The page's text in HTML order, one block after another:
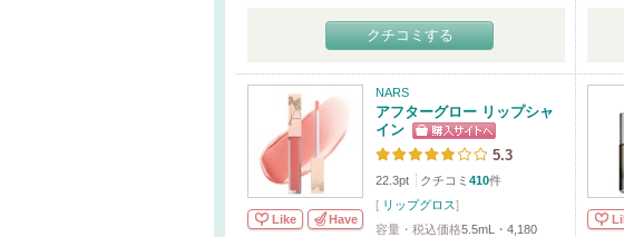
クチコミする
Like Have
NARS
アフターグロー リップシャ
イン
5.3
22.3pt クチコミ 410件
[ リップグロス]
容量・税込価格5.5mL・4,180